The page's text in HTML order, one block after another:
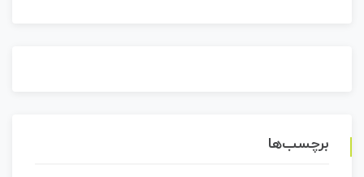
برچسب‌ها